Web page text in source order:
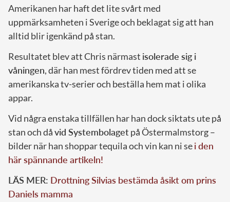
Amerikanen har haft det lite svårt med
uppmärksamheten i Sverige och beklagat sig att han
alltid blir igenkänd på stan.
Resultatet blev att Chris närmast isolerade sig i
våningen, där han mest fördrev tiden med att se
amerikanska tv-serier och beställa hem mat i olika
appar.
Vid några enstaka tillfällen har han dock siktats ute på
stan och dåvid Systembolagetpå Östermalmstorg –
bilder när han shoppar tequila och vin kan ni sei den
här spännande artikeln!
LÄS MER: Drottning Silvias bestämda åsikt om prins
Daniels mamma